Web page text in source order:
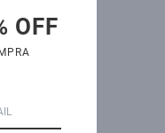
Used
OFF